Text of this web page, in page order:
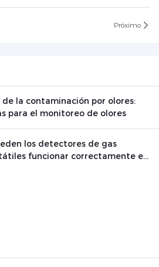
Próximo
la contaminación por olores:
para el monitoreo de olores
los detectores de gas
funcionar correctamente en